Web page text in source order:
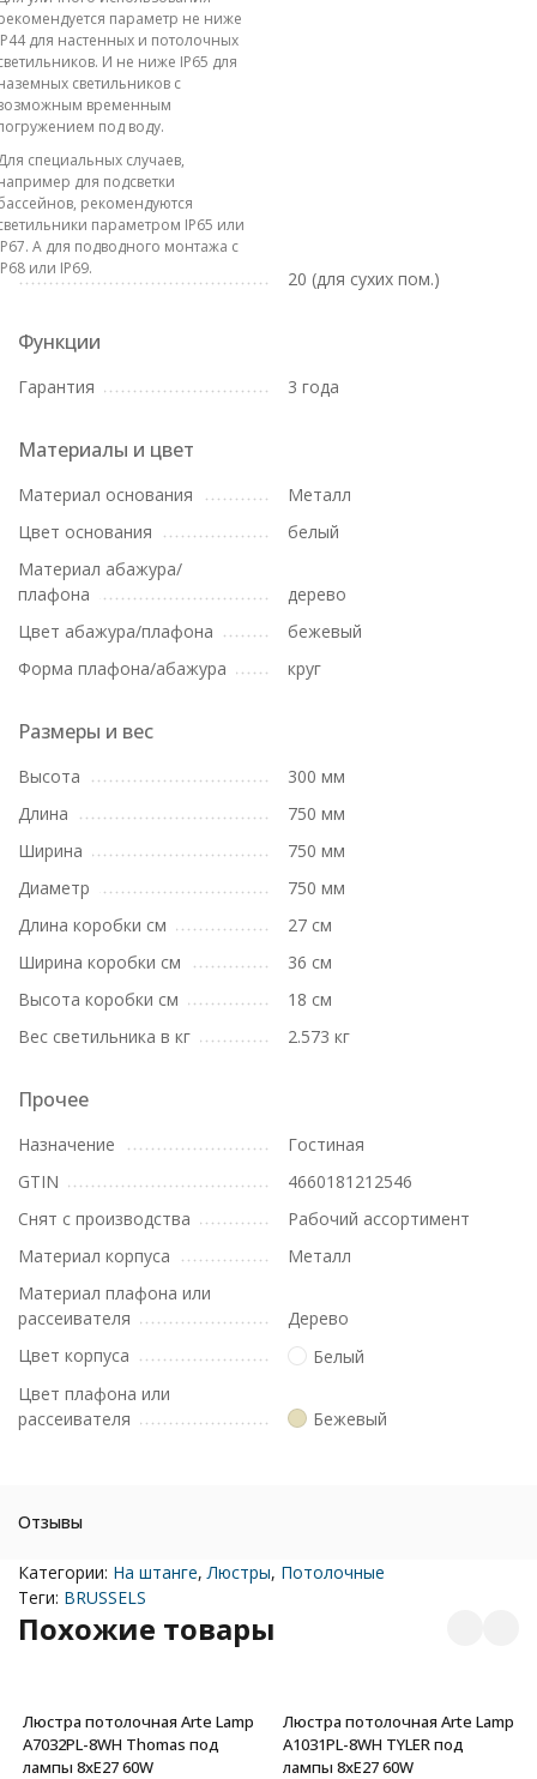
параметр не ниже
для настенных и потолочных
И не ниже IP65 для
светильников с
временным
под воду.
специальных случаев,
для подсветки
рекомендуются
параметром IP65 или
А для подводного монтажа с
или IP69.
20 (для сухих пом.)
Функции
Гарантия 3 года
Материалы и цвет
Материал основания
Металл
Цвет основания
белый
Материал абажура/
плафона
дерево
Цвет абажура/плафона
бежевый
Форма плафона/абажура
круг
Размеры и вес
Высота
300 мм
Длина
750 мм
Ширина
750 мм
Диаметр
750 мм
Длина коробки см
27 см
Ширина коробки см
36 см
Высота коробки см
18 см
Вес светильника в кг
2.573 кг
Прочее
Назначение
Гостиная
GTIN
4660181212546
Снят с производства
Рабочий ассортимент
Материал корпуса
Металл
Материал плафона или
рассеивателя
Дерево
Цвет корпуса
Белый
Цвет плафона или
рассеивателя
Бежевый
Отзывы
Категории: На штанге, Люстры, Потолочные
Теги: BRUSSELS
Похожие товары
Люстра потолочная Arte Lamp
A7032PL-8WH Thomas под
лампы 8xE27 60W
Люстра потолочная Arte Lamp
A1031PL-8WH TYLER под
лампы 8xE27 60W